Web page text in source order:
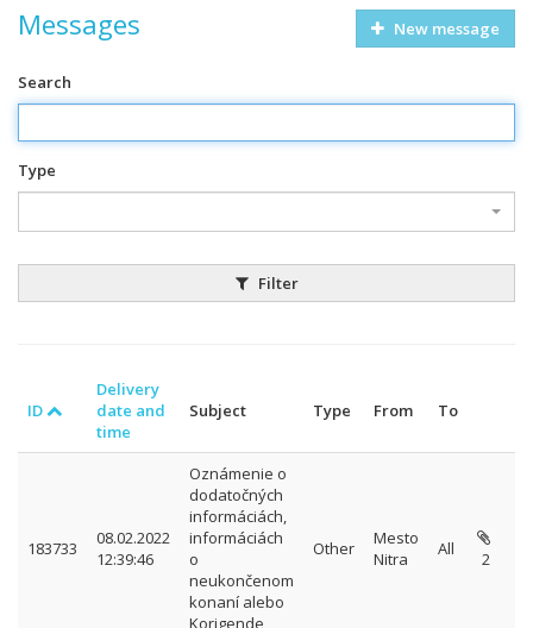
Messages New message
Search
Type
Filter
ID
Delivery
date and
time
Subject Type From To
183733
08.02.2022
12:39:46
Oznámenie o
dodatočných
informáciách,
informáciách
o
neukončenom
konaní alebo
Korigende
Other
Mesto
Nitra
All 2